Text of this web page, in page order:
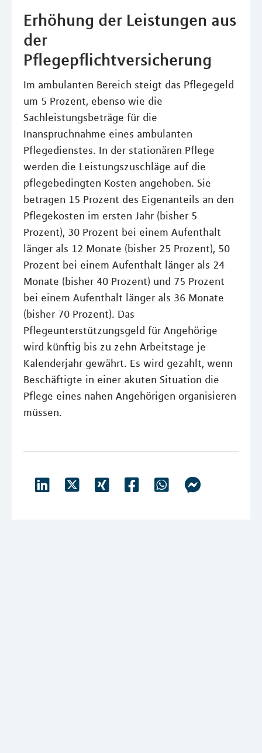
Erhöhung der Leistungen aus
der
Pflegepflichtversicherung
Im ambulanten Bereich steigt das Pflegegeld
um 5 Prozent, ebenso wie die
Sachleistungsbeträge für die
Inanspruchnahme eines ambulanten
Pflegedienstes. In der stationären Pflege
werden die Leistungszuschläge auf die
pflegebedingten Kosten angehoben. Sie
betragen 15 Prozent des Eigenanteils an den
Pflegekosten im ersten Jahr (bisher 5
Prozent), 30 Prozent bei einem Aufenthalt
länger als 12 Monate (bisher 25 Prozent), 50
Prozent bei einem Aufenthalt länger als 24
Monate (bisher 40 Prozent) und 75 Prozent
bei einem Aufenthalt länger als 36 Monate
(bisher 70 Prozent). Das
Pflegeunterstützungsgeld für Angehörige
wird künftig bis zu zehn Arbeitstage je
Kalenderjahr gewährt. Es wird gezahlt, wenn
Beschäftigte in einer akuten Situation die
Pflege eines nahen Angehörigen organisieren
müssen.